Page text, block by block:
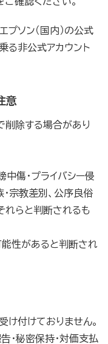
プソン（国内）の公式
る非公式アカウント
意
削除する場合があり
傷・プライバシー侵
・宗教差別、公序良俗
れらと判断されるも
性があると判断され
け付けておりません。
・秘密保持・対価支払